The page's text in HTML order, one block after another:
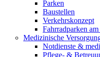
Parken
Baustellen
Verkehrskonzept
Fahrradparken
Medizinische
Notdienste &
Pflege- &